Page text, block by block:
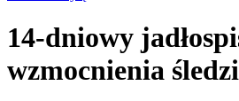
14-dniowy
wzmocnienia